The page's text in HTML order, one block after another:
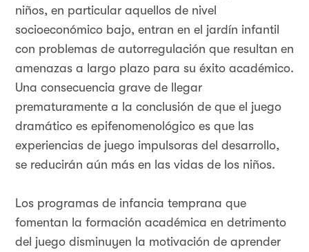
niños, en particular aquellos de nivel
socioeconómico bajo, entran en el jardín infantil
con problemas de autorregulación que resultan en
amenazas a largo plazo para su éxito académico.
Una consecuencia grave de llegar
prematuramente a la conclusión de que el juego
dramático es epifenomenológico es que las
experiencias de juego impulsoras del desarrollo,
se reducirán aún más en las vidas de los niños.
Los programas de infancia temprana que
fomentan la formación académica en detrimento
del juego disminuyen la motivación de aprender